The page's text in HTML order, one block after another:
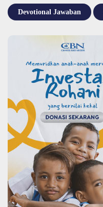
Devotional Jawaban